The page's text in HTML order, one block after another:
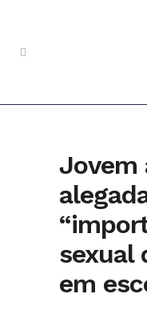
Jovem
sexual
em